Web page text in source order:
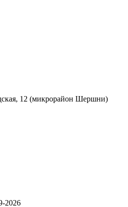
12 (микрорайон Шершни)
2026